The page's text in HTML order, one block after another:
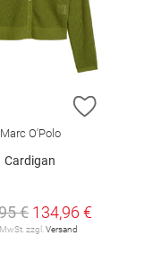
HINZUFÜGEN
ZUR
Marc O'Polo
Cardigan
€ 134,96 €
zzgl.Versand